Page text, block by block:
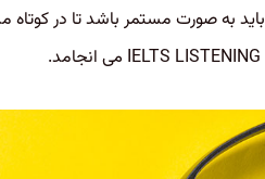
باید به صورت مستمر باشد تا در
IELTS LISTENING می انجامد.